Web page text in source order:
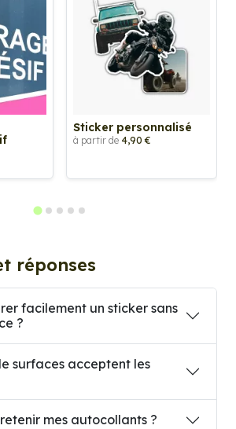
Sticker personnalisé
à partir de 4,90 €
réponses
facilement un sticker sans
?
surfaces acceptent les
mes autocollants ?